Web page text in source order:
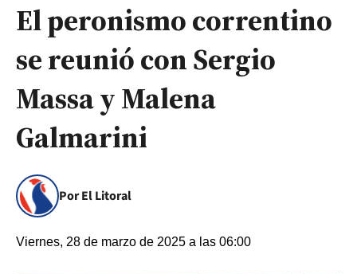
El peronismo correntino
se reunió con Sergio
Massa y Malena
Galmarini
Por El Litoral
Viernes, 28 de marzo de 2025 a las 06:00